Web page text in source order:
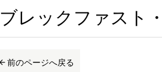
ブレックファスト
前のページへ戻る